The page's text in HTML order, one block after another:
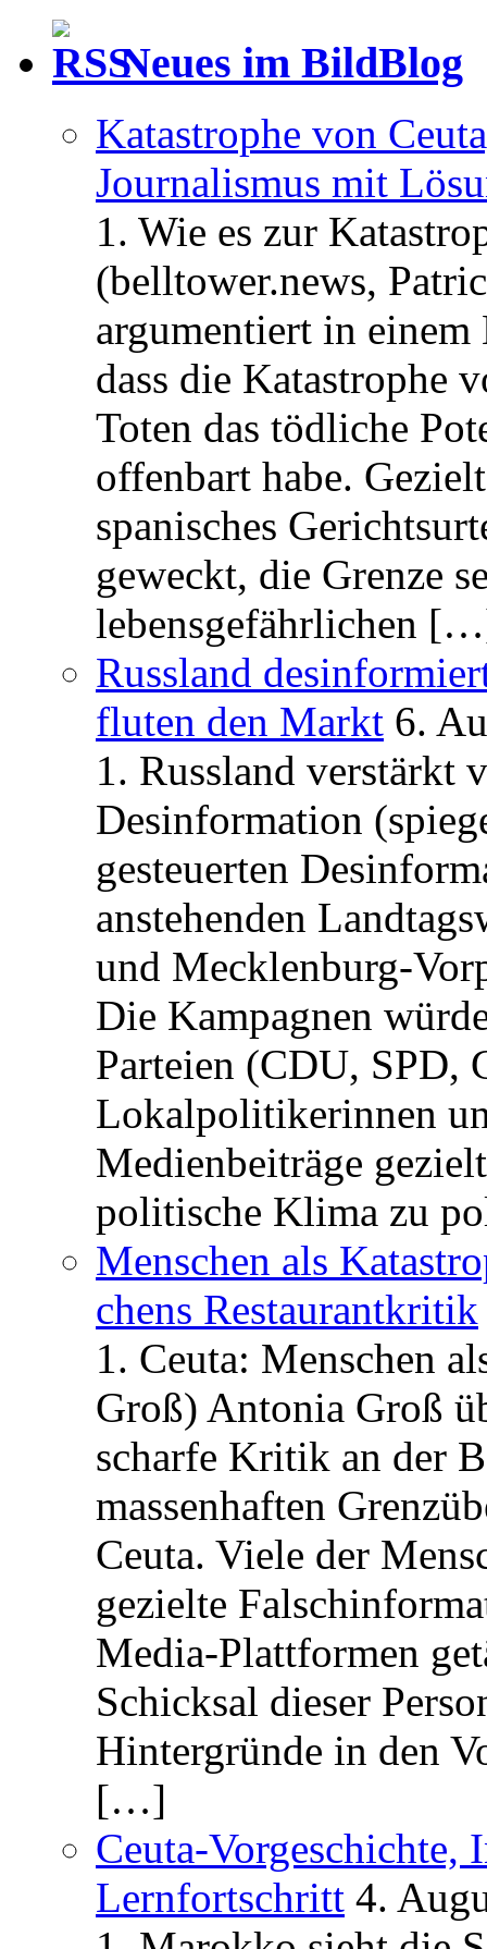
Neues im BildBlog
Katastrophe von
Journalismus mit
1. Wie es zur
(belltower.news,
argumentiert in
dass die Katastrophe
Toten das tödliche
offenbart habe.
spanisches
geweckt, die Grenze
lebensgefährlichen
Russland
fluten den Markt 6.
1. Russland verstärkt
Desinformation
gesteuerten
anstehenden
und Mecklenburg-
Die Kampagnen
Parteien (CDU, SPD,
Lokalpolitikerinnen
Medienbeiträge
politische Klima zu
Menschen als
chens Restau­rant­kritik
1. Ceuta: Menschen
Groß) Antonia Groß
scharfe Kritik an der
massenhaften
Ceuta. Viele der
gezielte
Media-Plattformen
Schicksal dieser
Hintergründe in den
[…]
Ceuta-Vorgeschichte,
Lernfortschritt 4.